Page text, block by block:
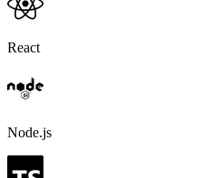
React
Node.js